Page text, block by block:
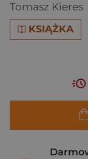
Tomasz Kieres
KSIĄŻKA